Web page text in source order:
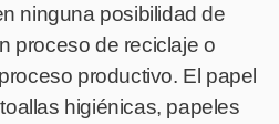
ninguna posibilidad de
proceso de reciclaje o
productivo. El papel
higiénicas, papeles